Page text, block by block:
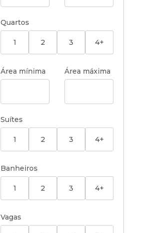
Quartos
1 2 3 4+
Área mínima Área máxima
Suítes
1 2 3 4+
Banheiros
1 2 3 4+
Vagas